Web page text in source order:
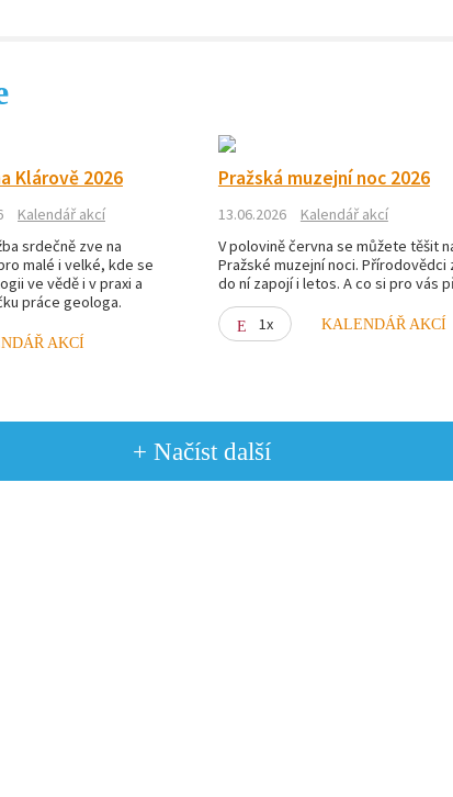
Klárově 2026
Kalendář akcí
srdečně zve na
malé i velké, kde se
ve vědě i v praxi a
práce geologa.
AKCÍ
Pražská muzejní noc 2026
13.06.2026
Kalendář akcí
V polovině června se můžete těšit
Pražské muzejní noci. Přírodovědci
do ní zapojí i letos. A co si pro vás
1x KALENDÁŘ AKCÍ
+ Načíst další